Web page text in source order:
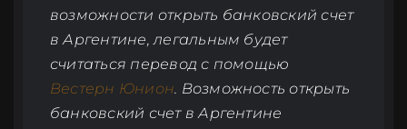
возможности открыть банковский счет
в Аргентине, легальным будет
считаться перевод с помощью
Вестерн Юнион. Возможность открыть
банковский счет в Аргентине